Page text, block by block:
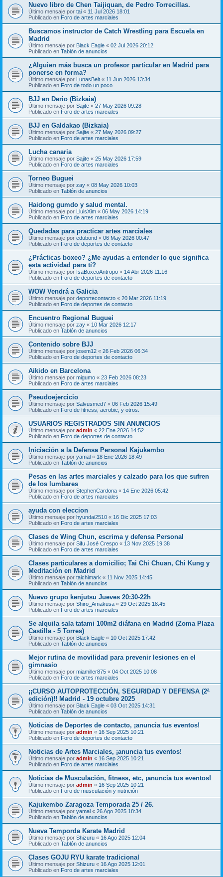
Nuevo libro de Chen Taijiquan, de Pedro Torrecillas.
Último mensaje por tai « 11 Jul 2026 18:01
Publicado en Foro de artes marciales
Buscamos instructor de Catch Wrestling para Escuela en
Madrid
Último mensaje por Black Eagle « 02 Jul 2026 20:12
Publicado en Tablón de anuncios
¿Alguien más busca un profesor particular en Madrid para
ponerse en forma?
Último mensaje por LunasBelt « 11 Jun 2026 13:34
Publicado en Foro de todo un poco
BJJ en Derio (Bizkaia)
Último mensaje por Sajite « 27 May 2026 09:28
Publicado en Foro de artes marciales
BJJ en Galdakao (Bizkaia)
Último mensaje por Sajite « 27 May 2026 09:27
Publicado en Foro de artes marciales
Lucha canaria
Último mensaje por Sajite « 25 May 2026 17:59
Publicado en Foro de artes marciales
Torneo Buguei
Último mensaje por zay « 08 May 2026 10:03
Publicado en Tablón de anuncios
Haidong gumdo y salud mental.
Último mensaje por LluisXim « 06 May 2026 14:19
Publicado en Foro de artes marciales
Quedadas para practicar artes marciales
Último mensaje por edubond « 06 May 2026 00:47
Publicado en Foro de deportes de contacto
¿Prácticas boxeo? ¿Me ayudas a entender lo que significa
esta actividad para tí?
Último mensaje por IsaBoxeoAntropo « 14 Abr 2026 11:16
Publicado en Foro de deportes de contacto
WOW Vendrá a Galicia
Último mensaje por deportecontacto « 20 Mar 2026 11:19
Publicado en Foro de deportes de contacto
Encuentro Regional Buguei
Último mensaje por zay « 10 Mar 2026 12:17
Publicado en Tablón de anuncios
Contenido sobre BJJ
Último mensaje por josem12 « 26 Feb 2026 06:34
Publicado en Foro de deportes de contacto
Aikido en Barcelona
Último mensaje por migumo « 23 Feb 2026 08:23
Publicado en Foro de artes marciales
Pseudoejercicio
Último mensaje por Salvusmed7 « 06 Feb 2026 15:49
Publicado en Foro de fitness, aerobic, y otros.
USUARIOS REGISTRADOS SIN ANUNCIOS
Último mensaje por admin « 22 Ene 2026 14:52
Publicado en Foro de deportes de contacto
Iniciación a la Defensa Personal Kajukembo
Último mensaje por yamal « 18 Ene 2026 18:49
Publicado en Tablón de anuncios
Pesas en las artes marciales y calzado para los que sufren
de los lumbares
Último mensaje por StephenCardona « 14 Ene 2026 05:42
Publicado en Foro de artes marciales
ayuda con eleccion
Último mensaje por hyundai2510 « 16 Dic 2025 17:03
Publicado en Foro de artes marciales
Clases de Wing Chun, escrima y defensa Personal
Último mensaje por Sifu José Crespo « 13 Nov 2025 19:38
Publicado en Foro de artes marciales
Clases particulares a domicilio; Tai Chi Chuan, Chi Kung y
Meditación en Madrid
Último mensaje por taichimark « 11 Nov 2025 14:45
Publicado en Tablón de anuncios
Nuevo grupo kenjutsu Jueves 20:30-22h
Último mensaje por Shiro_Amakusa « 29 Oct 2025 18:45
Publicado en Foro de artes marciales
Se alquila sala tatami 100m2 diáfana en Madrid (Zoma Plaza
Castilla - 5 Torres)
Último mensaje por Black Eagle « 10 Oct 2025 17:42
Publicado en Tablón de anuncios
Mejor rutina de movilidad para prevenir lesiones en el
gimnasio
Último mensaje por miamiller875 « 04 Oct 2025 10:08
Publicado en Foro de artes marciales
¡¡CURSO AUTOPROTECCIÓN, SEGURIDAD Y DEFENSA (2ª
edición)!! Madrid - 19 octubre 2025
Último mensaje por Black Eagle « 03 Oct 2025 14:31
Publicado en Tablón de anuncios
Noticias de Deportes de contacto, ¡anuncia tus eventos!
Último mensaje por admin « 16 Sep 2025 10:21
Publicado en Foro de deportes de contacto
Noticias de Artes Marciales, ¡anuncia tus eventos!
Último mensaje por admin « 16 Sep 2025 10:21
Publicado en Foro de artes marciales
Noticias de Musculación, fitness, etc, ¡anuncia tus eventos!
Último mensaje por admin « 16 Sep 2025 10:21
Publicado en Foro de musculación y nutrición
Kajukembo Zaragoza Temporada 25 / 26.
Último mensaje por yamal « 26 Ago 2025 18:34
Publicado en Tablón de anuncios
Nueva Temporda Karate Madrid
Último mensaje por Shizuru « 16 Ago 2025 12:04
Publicado en Tablón de anuncios
Clases GOJU RYU karate tradicional
Último mensaje por Shizuru « 16 Ago 2025 12:01
Publicado en Foro de artes marciales